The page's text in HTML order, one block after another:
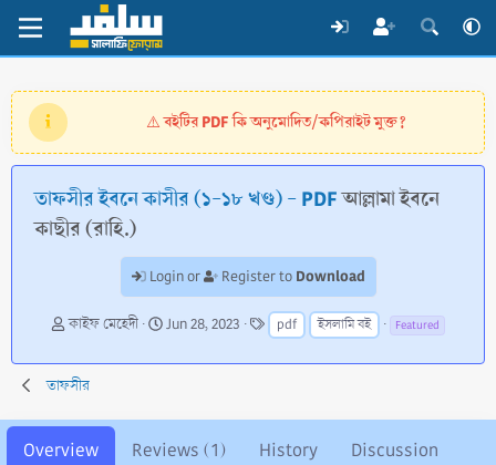
⚠️বইটির PDF কি অনুমোদিত/কপিরাইট মুক্ত?
তাফসীর ইবনে কাসীর (১-১৮ খণ্ড) - PDFআল্লামা ইবনে
কাছীর (রাহি.)
Login or Register to Download
A
t
h
r
কাইফ মেহেদী
C
e
i
o
Jun 28, 2023
T
a
g
pdf ইসলামি বই Featured
তাফসীর
Overview Reviews (1) History Discussion